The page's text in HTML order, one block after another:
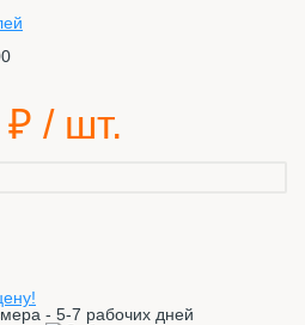
₽ / шт.
- 5-7 рабочих дней